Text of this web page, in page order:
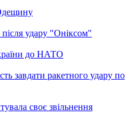
удару "Оніксом"
до НАТО
завдати ракетного удару по
своє звільнення